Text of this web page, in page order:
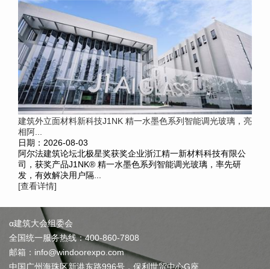
建筑外立面材料新科技J1NK 精一水墨色系列智能调光玻璃，亮
相阿...
日期：2026-08-03
阿尔法建筑论坛北极星奖获奖企业浙江精一新材料科技有限公
司，获奖产品J1NK® 精一水墨色系列智能调光玻璃，率先研
发，有效解决用户隔...
[查看详情]
α建筑大会组委会
全国统一服务热线：400-860-7808
邮箱：info@windoorexpo.com
中国广州海珠区新港东路996号，保利世贸中心G座